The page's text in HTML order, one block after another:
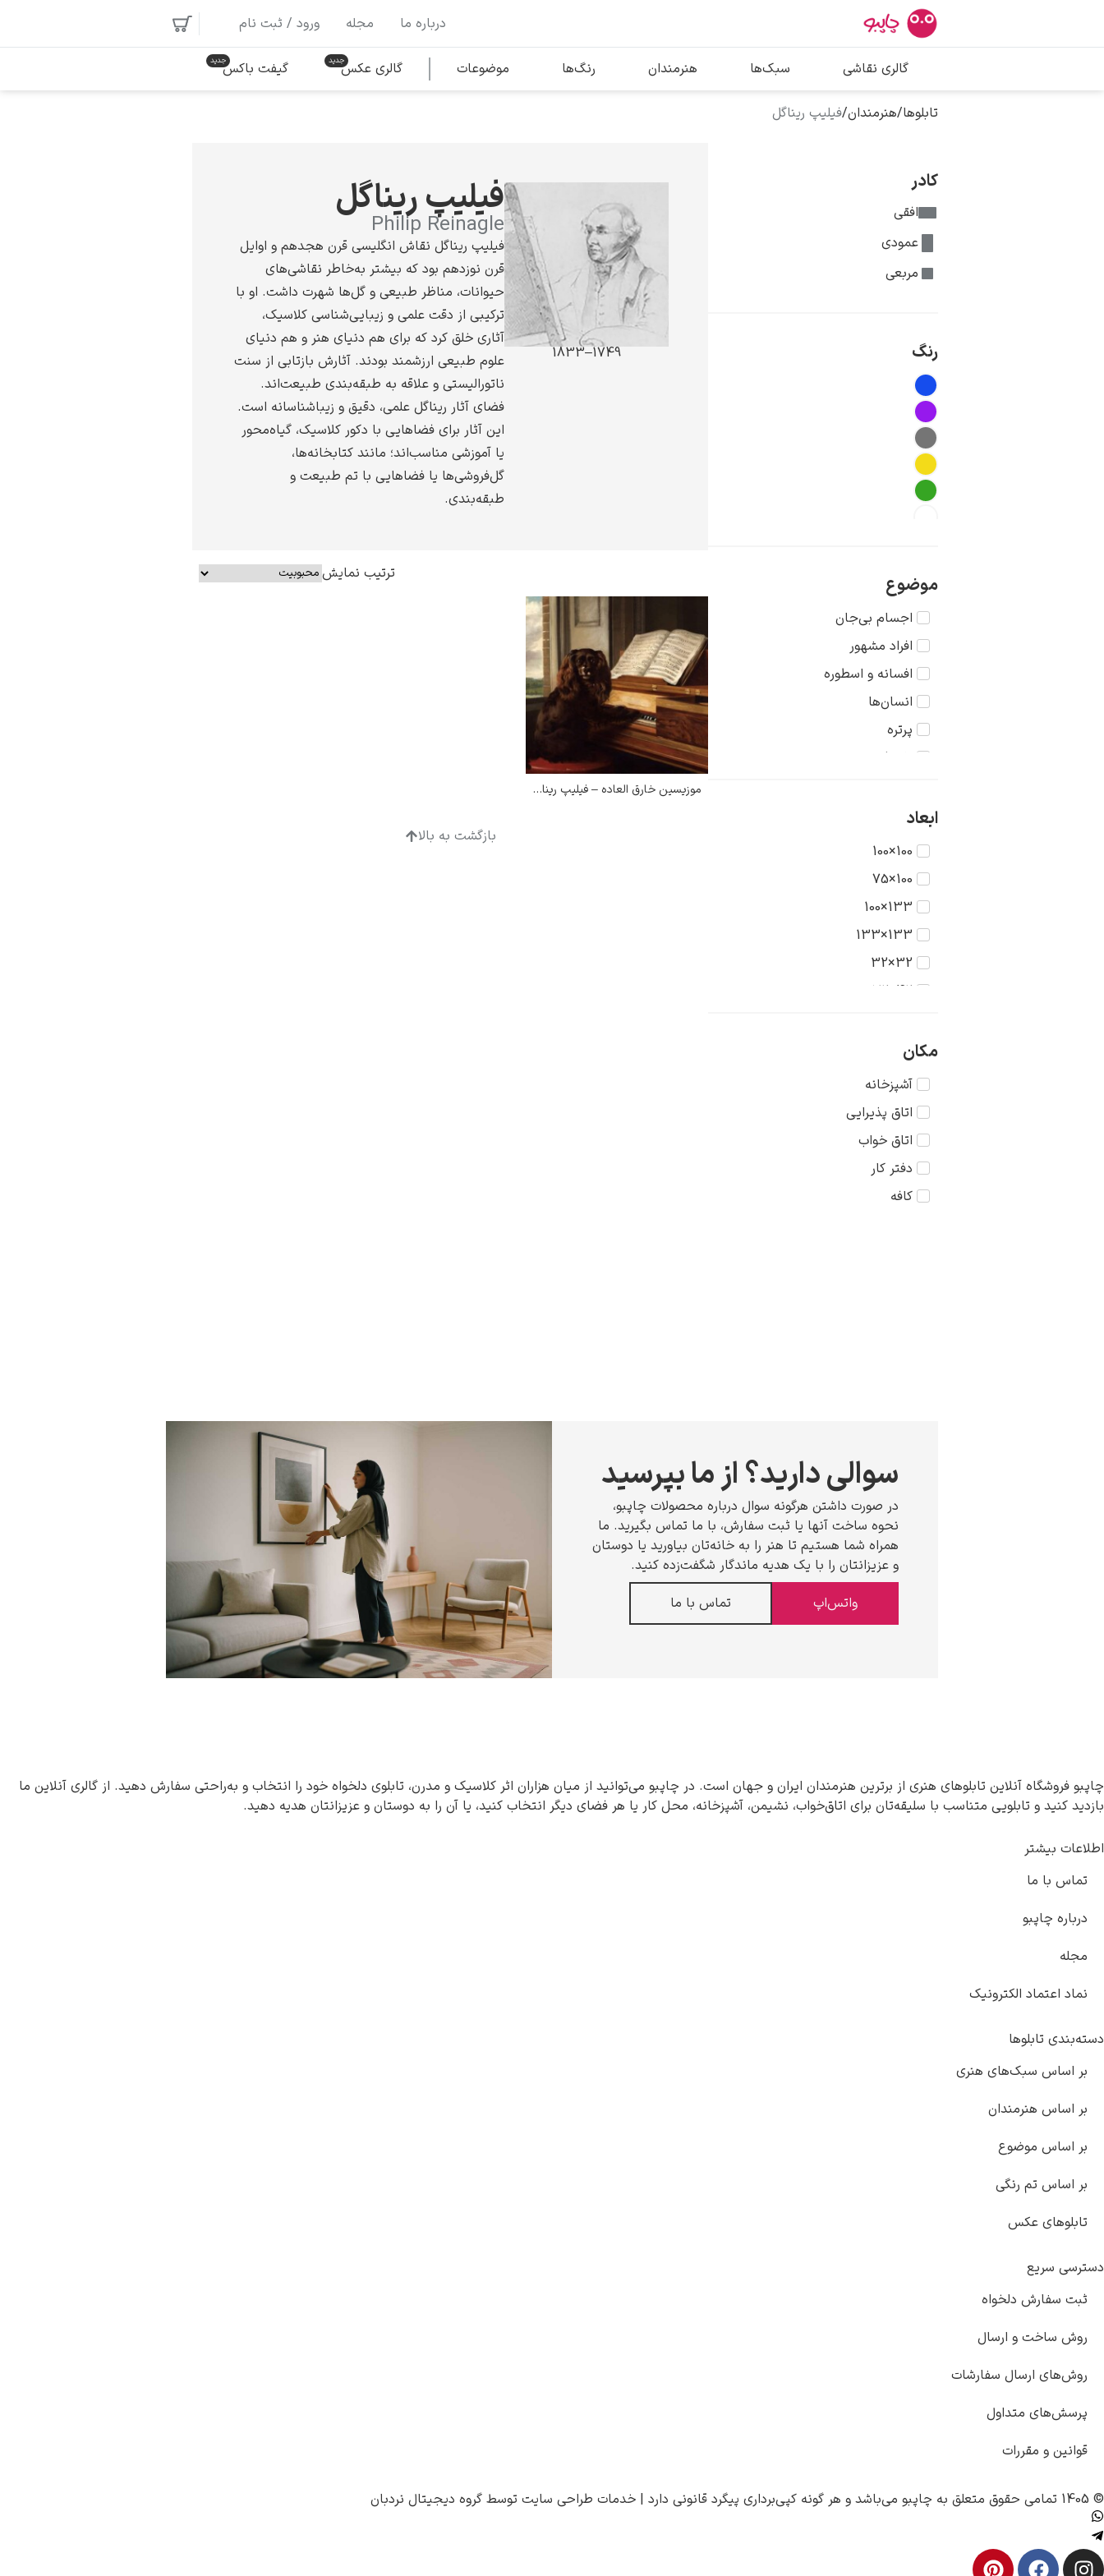
بیشترین جستجوها
پیکاسو
تابلو بوسه
محبوب‌ترین هنرمندان
ونسان ون گوگ
ادوارد هاپر
درباره ما مجله ورود / ثبت نام
گالری نقاشی سبک‌ها هنرمندان رنگ‌ها موضوعات گالری عکس گیفت باکس
تابلوها/هنرمندان/فیلیپ ریناگل
کادر
افقی
عمودی
مربعی
رنگ
موضوع
اجسام بی‌جان
افراد مشهور
افسانه و اسطوره
انسان‌ها
پرتره
تاریخ
حیوانات
دریا
دورنما
دوشیزگان
رنگ‌ها
روستا
سکون
عشق
غرب وحشی
کودک
مذهبی
منظره
ابعاد
100×100
100×75
133×100
133×133
32×32
42×32
56×42
56×56
75×56
75×75
مکان
آشپزخانه
اتاق پذیرایی
اتاق خواب
دفتر کار
کافه
1749–1833
فیلیپ ریناگل
Philip Reinagle
فیلیپ ریناگل نقاش انگلیسی قرن هجدهم و اوایل
قرن نوزدهم بود که بیشتر به‌خاطر نقاشی‌های
حیوانات، مناظر طبیعی و گل‌ها شهرت داشت. او با
ترکیبی از دقت علمی و زیبایی‌شناسی کلاسیک،
آثاری خلق کرد که برای هم دنیای هنر و هم دنیای
علوم طبیعی ارزشمند بودند. آثارش بازتابی از سنت
ناتورالیستی و علاقه به طبقه‌بندی طبیعت‌اند.
فضای آثار ریناگل علمی، دقیق و زیباشناسانه است.
این آثار برای فضاهایی با دکور کلاسیک، گیاه‌محور
یا آموزشی مناسب‌اند؛ مانند کتابخانه‌ها،
گل‌فروشی‌ها یا فضاهایی با تم طبیعت و
طبقه‌بندی.
ترتیب نمایش
موزیسین خارق العاده – فیلیپ ریناگل
بازگشت به بالا
سوالی دارید؟ از ما بپرسید
در صورت داشتن هرگونه سوال درباره محصولات چاپبو،
نحوه ساخت آنها یا ثبت سفارش، با ما تماس بگیرید. ما
همراه شما هستیم تا هنر را به خانه‌تان بیاورید یا دوستان
و عزیزانتان را با یک هدیه ماندگار شگفت‌زده کنید.
واتس‌اپ
تماس با ما
چاپبو فروشگاه آنلاین تابلوهای هنری از برترین هنرمندان ایران و جهان است. در چاپبو می‌توانید از میان هزاران اثر کلاسیک و مدرن، تابلوی دلخواه خود را انتخاب و به‌راحتی سفارش دهید. از گالری آنلاین ما
بازدید کنید و تابلویی متناسب با سلیقه‌تان برای اتاق‌خواب، نشیمن، آشپزخانه، محل کار یا هر فضای دیگر انتخاب کنید، یا آن را به دوستان و عزیزانتان هدیه دهید.
اطلاعات بیشتر
تماس با ما
درباره چاپبو
مجله
نماد اعتماد الکترونیک
دسته‌بندی تابلوها
بر اساس سبک‌های هنری
بر اساس هنرمندان
بر اساس موضوع
بر اساس تم رنگی
تابلوهای عکس
دسترسی سریع
ثبت سفارش دلخواه
روش ساخت و ارسال
روش‌های ارسال سفارشات
پرسش‌های متداول
قوانین و مقررات
© 1405 تمامی حقوق متعلق به چاپبو می‌باشد و هر گونه کپی‌برداری پیگرد قانونی دارد | خدمات طراحی سایت توسط گروه دیجیتال نردبان